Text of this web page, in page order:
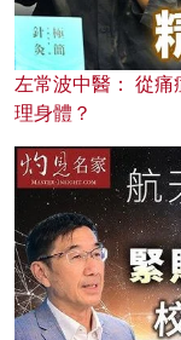
左常波中醫： 從
理身體？